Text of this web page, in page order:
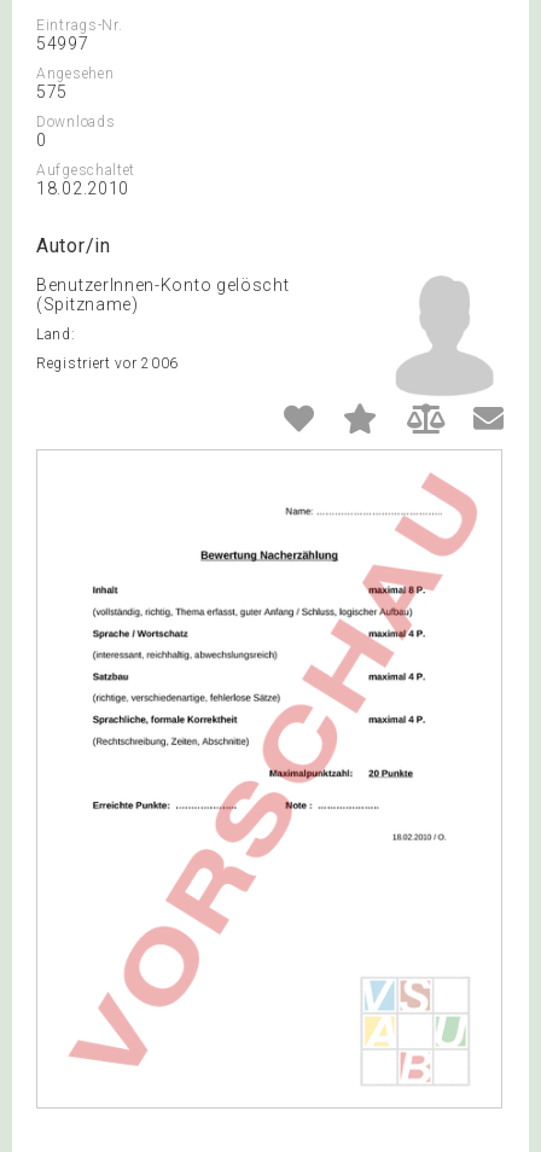
Eintrags-Nr.
54997
Angesehen
575
Downloads
0
Aufgeschaltet
18.02.2010
Autor/in
BenutzerInnen-Konto gelöscht
(Spitzname)
Land:
Registriert vor 2006